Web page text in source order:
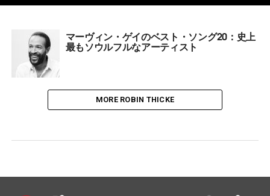
マーヴィン・ゲイのベスト・ソング20：史上
最もソウルフルなアーティスト
MORE ROBIN THICKE